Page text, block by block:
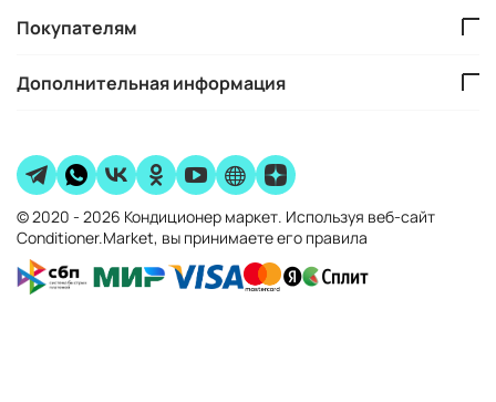
Покупателям
Дополнительная информация
© 2020 - 2026 Кондиционер маркет. Используя веб-сайт
Conditioner.Market, вы принимаете его правила